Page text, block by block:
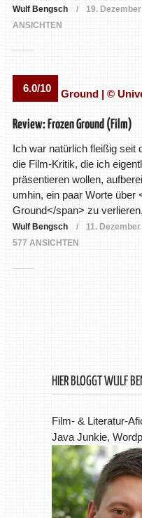
Wulf Bengsch 19.
ANSICHTEN
6.0/10
Review: Frozen Ground (Film)
Ich war natürlich fleißig seit
die Film-Kritik, die ich
präsentieren wollen,
umhin, ein paar Worte über
Ground</span> zu
Wulf Bengsch 11.
577 ANSICHTEN
HIER BLOGGT WULF
Film- & Literatur-
Java Junkie,